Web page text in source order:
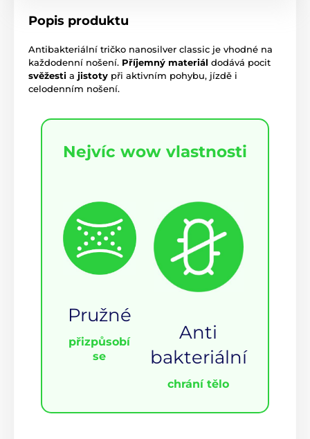
Popis produktu
Antibakteriální tričko nanosilver classic je vhodné na
každodenní nošení. Příjemný materiál dodává pocit
svěžesti a jistoty při aktivním pohybu, jízdě i
celodenním nošení.
Nejvíc wow vlastnosti
Pružné
přizpůsobí
se
Anti
bakteriální
chrání tělo